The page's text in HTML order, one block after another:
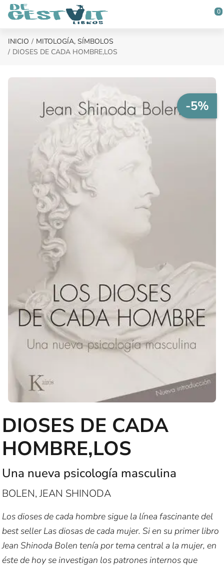
Saltar al contenido principal
0
INICIO
MITOLOGÍA, SÍMBOLOS
DIOSES DE CADA HOMBRE,LOS
-5%
DIOSES DE CADA
HOMBRE,LOS
Una nueva psicología masculina
BOLEN, JEAN SHINODA
Los dioses de cada hombre sigue la línea fascinante del
best seller Las diosas de cada mujer. Si en su primer libro
Jean Shinoda Bolen tenía por tema central a la mujer, en
éste de hoy se investigan los patrones internos que